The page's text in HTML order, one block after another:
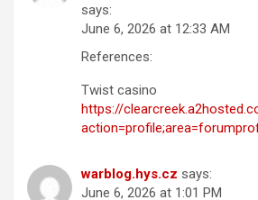
says:
June 6, 2026 at 12:33 AM
References:
Twist casino
https://
warblog.hys.cz says:
June 6, 2026 at 1:01 PM